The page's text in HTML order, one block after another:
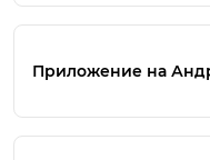
Приложение на